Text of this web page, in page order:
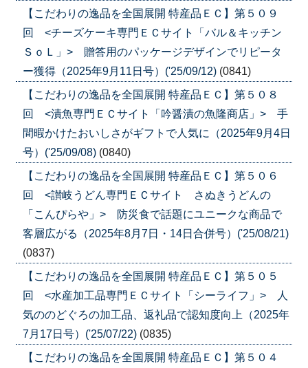
【こだわりの逸品を全国展開 特産品ＥＣ】第５０９
回 <チーズケーキ専門ＥＣサイト「バル＆キッチン
ＳｏＬ」> 贈答用のパッケージデザインでリピータ
ー獲得（2025年9月11日号）('25/09/12) (0841)
【こだわりの逸品を全国展開 特産品ＥＣ】第５０８
回 <漬魚専門ＥＣサイト「吟醤漬の魚隆商店」> 手
間暇かけたおいしさがギフトで人気に（2025年9月4日
号）('25/09/08) (0840)
【こだわりの逸品を全国展開 特産品ＥＣ】第５０６
回 <讃岐うどん専門ＥＣサイト さぬきうどんの
「こんぴらや」> 防災食で話題にユニークな商品で
客層広がる（2025年8月7日・14日合併号）('25/08/21)
(0837)
【こだわりの逸品を全国展開 特産品ＥＣ】第５０５
回 <水産加工品専門ＥＣサイト「シーライフ」> 人
気ののどぐろの加工品、返礼品で認知度向上（2025年
7月17日号）('25/07/22) (0835)
【こだわりの逸品を全国展開 特産品ＥＣ】第５０４